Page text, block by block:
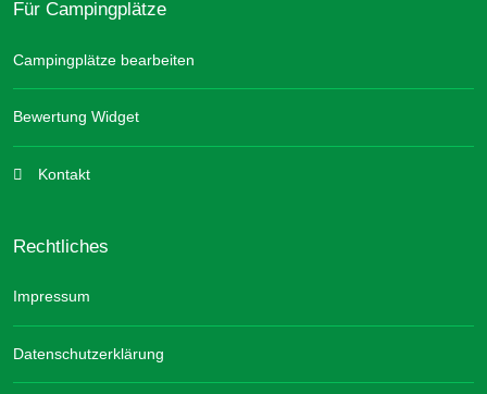
Für Campingplätze
Campingplätze bearbeiten
Bewertung Widget
Kontakt
Rechtliches
Impressum
Datenschutzerklärung